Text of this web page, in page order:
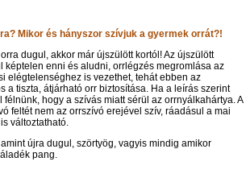
Mikor és hányszor szívjuk a gyermek orrát?!
dugul, akkor már újszülött kortól! Az újszülött
képtelen enni és aludni, orrlégzés megromlása az
elégtelenséghez is vezethet, tehát ebben az
a tiszta, átjárható orr biztosítása. Ha a leírás szerint
hogy a szívás miatt sérül az orrnyálkahártya. A
feltét nem az orrszívó erejével szív, ráadásul a mai
változtatható.
újra dugul, szörtyög, vagyis mindig amikor
pang.